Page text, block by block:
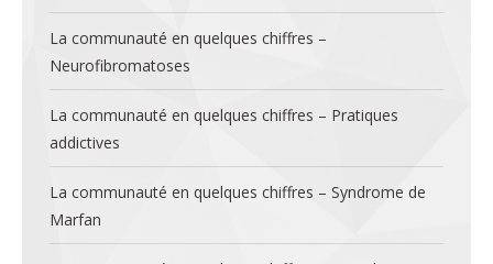
La communauté en quelques chiffres –
Neurofibromatoses
La communauté en quelques chiffres – Pratiques
addictives
La communauté en quelques chiffres – Syndrome de
Marfan